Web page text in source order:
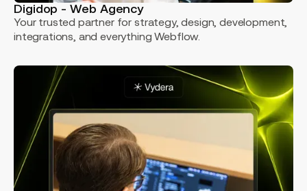
Digidop - Web Agency
Your trusted partner for strategy, design, development,
integrations, and everything Webflow.